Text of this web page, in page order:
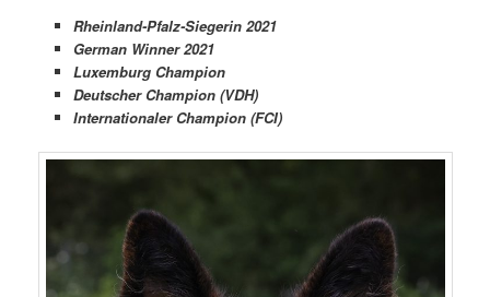
Rheinland-Pfalz-Siegerin 2021
German Winner 2021
Luxemburg Champion
Deutscher Champion (VDH)
Internationaler Champion (FCI)